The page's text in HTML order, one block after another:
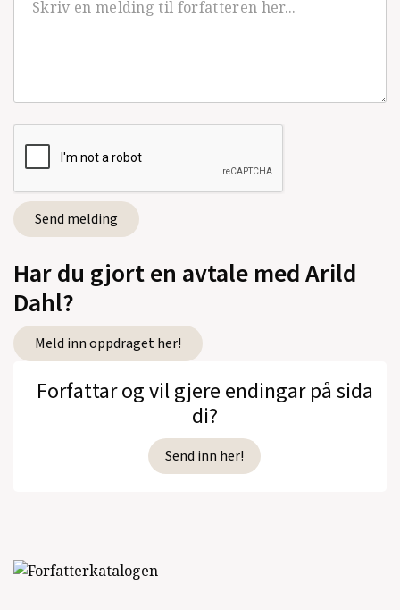
Har du gjort en avtale med Arild
Dahl?
Meld inn oppdraget her!
Forfattar og vil gjere endingar på sida
di?
Send inn her!